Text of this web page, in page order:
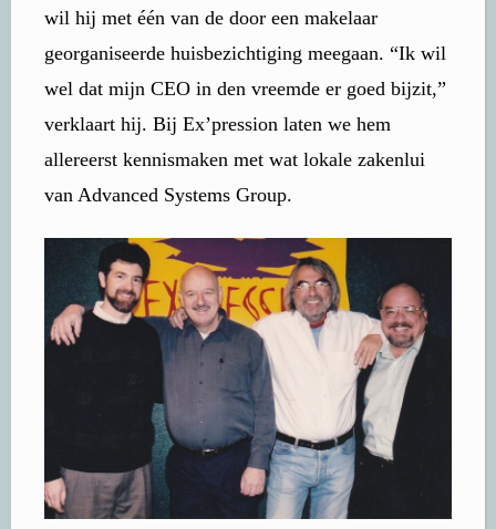
wil hij met één van de door een makelaar
georganiseerde huisbezichtiging meegaan. “Ik wil
wel dat mijn CEO in den vreemde er goed bijzit,”
verklaart hij. Bij Ex’pression laten we hem
allereerst kennismaken met wat lokale zakenlui
van Advanced Systems Group.